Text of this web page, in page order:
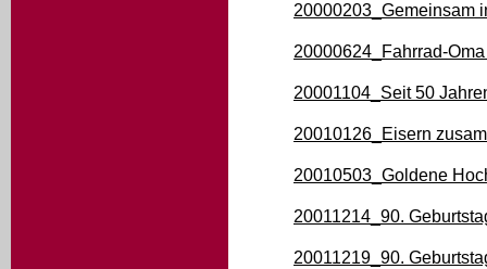
20000203_Gemeinsam
20000624_Fahrrad-
20001104_Seit 50
20010126_Eisern
20010503_Goldene
20011214_90.
20011219_90.